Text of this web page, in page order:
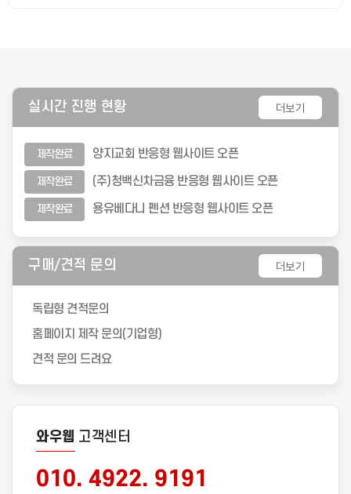
실시간 진행 현황 더보기
제작완료 양지교회 반응형 웹사이트 오픈
제작완료 (주)청백신차금융 반응형 웹사이트 오픈
제작완료 용유베다니 펜션 반응형 웹사이트 오픈
구매/견적 문의 더보기
독립형 견적문의
홈페이지 제작 문의(기업형)
견적 문의 드려요
와우웹 고객센터
010. 4922. 9191